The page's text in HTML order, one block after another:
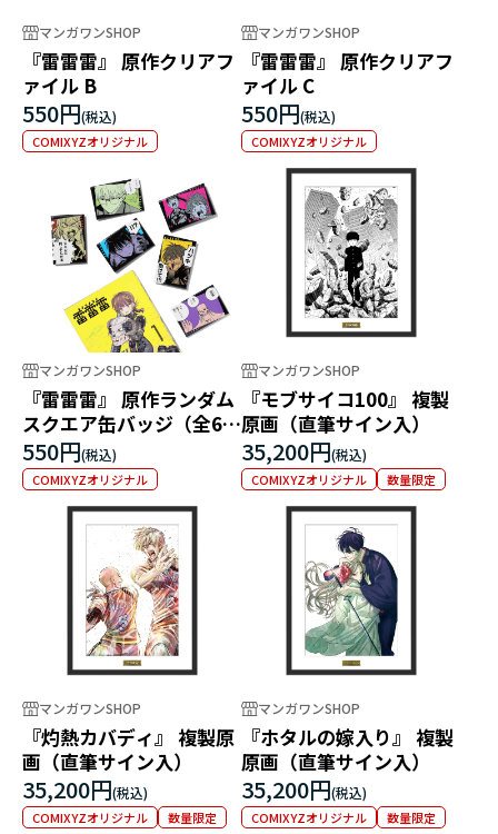
マンガワンSHOP
『雷雷雷』 原作クリアフ
ァイル B
550円
COMIXYZオリジナル
マンガワンSHOP
『雷雷雷』 原作クリアフ
ァイル C
550円
COMIXYZオリジナル
マンガワンSHOP
『雷雷雷』 原作ランダム
スクエア缶バッジ（全6
種）
550円
COMIXYZオリジナル
マンガワンSHOP
『モブサイコ100』 複製
原画（直筆サイン入）
35,200円
COMIXYZオリジナル 数量限定
マンガワンSHOP
『灼熱カバディ』 複製原
画（直筆サイン入）
35,200円
COMIXYZオリジナル 数量限定
マンガワンSHOP
『ホタルの嫁入り』 複製
原画（直筆サイン入）
35,200円
COMIXYZオリジナル 数量限定